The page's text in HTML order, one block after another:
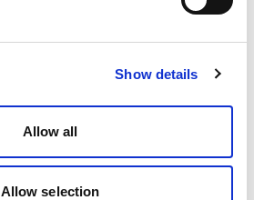
Show details
Allow all
Allow selection